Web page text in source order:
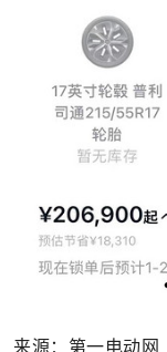
来源：第一电动网